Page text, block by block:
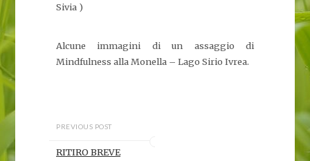
Sivia )
Alcune immagini di un assaggio di
Mindfulness alla Monella – Lago Sirio Ivrea.
PREVIOUS POST
RITIRO BREVE